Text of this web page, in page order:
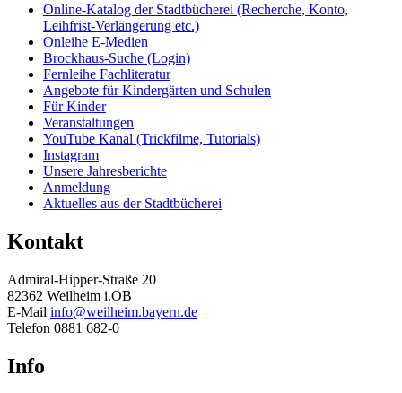
Online-Katalog der Stadtbücherei (Recherche, Konto,
Leihfrist-Verlängerung etc.)
Onleihe E-Medien
Brockhaus-Suche (Login)
Fernleihe Fachliteratur
Angebote für Kindergärten und Schulen
Für Kinder
Veranstaltungen
YouTube Kanal (Trickfilme, Tutorials)
Instagram
Unsere Jahresberichte
Anmeldung
Aktuelles aus der Stadtbücherei
Kontakt
Admiral-Hipper-Straße 20
82362 Weilheim i.OB
E-Mail info@weilheim.bayern.de
Telefon 0881 682-0
Info